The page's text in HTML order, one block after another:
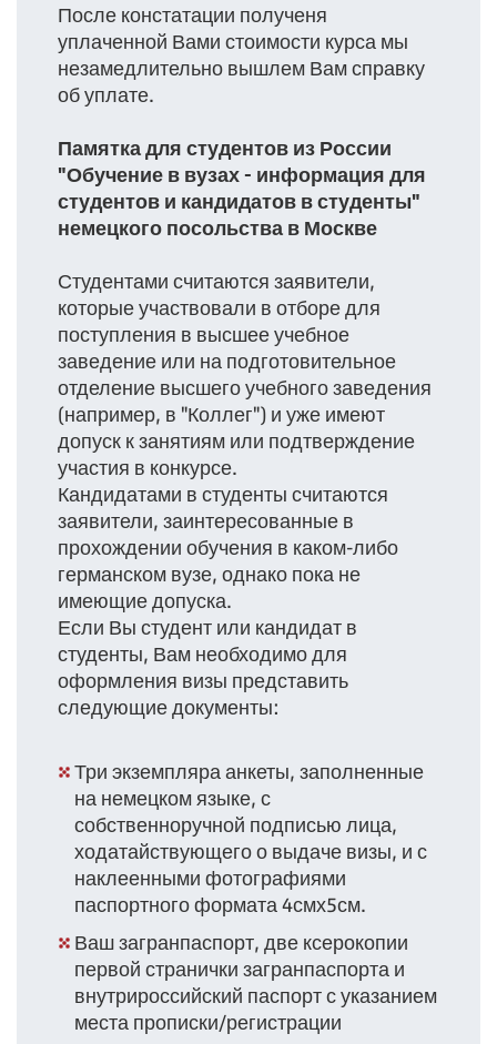
После констатации полученя
уплаченной Вами стоимости курса мы
незамедлительно вышлем Вам справку
об уплате.
Памятка для студентов из России
"Обучение в вузах - информация для
студентов и кандидатов в студенты"
немецкого посольства в Москве
Студентами считаются заявители,
которые участвовали в отборе для
поступления в высшее учебное
заведение или на подготовительное
отделение высшего учебного заведения
(например, в "Коллег") и уже имеют
допуск к занятиям или подтверждение
участия в конкурсе.
Кандидатами в студенты считаются
заявители, заинтересованные в
прохождении обучения в каком-либо
германском вузе, однако пока не
имеющие допуска.
Если Вы студент или кандидат в
студенты, Вам необходимо для
оформления визы представить
следующие документы:
Три экземпляра анкеты, заполненные
на немецком языке, с
собственноручной подписью лица,
ходатайствующего о выдаче визы, и с
наклеенными фотографиями
паспортного формата 4смх5см.
Ваш загранпаспорт, две ксерокопии
первой странички загранпаспорта и
внутрироссийский паспорт с указанием
места прописки/регистрации